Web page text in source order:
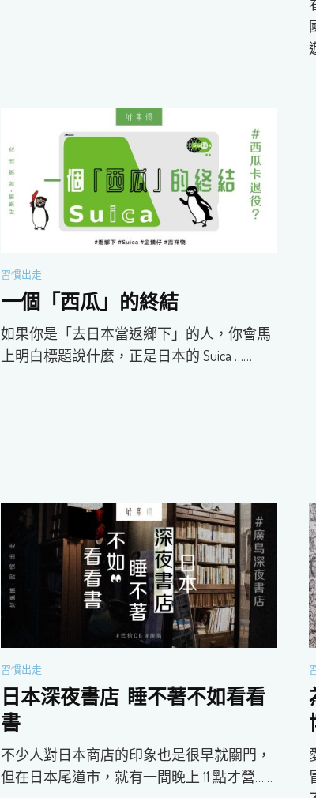
習慣出走
一個「西瓜」的終結
如果你是「去日本當返鄉下」的人，你會馬
上明白標題說什麼，正是日本的 Suica ……
習慣出走
日本深夜書店 睡不著不如看看
書
不少人對日本商店的印象也是很早就關門，
但在日本尾道市，就有一間晚上 11 點才營……